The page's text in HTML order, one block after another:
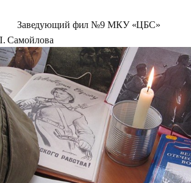
фил №9 МКУ «ЦБС»
Самойлова